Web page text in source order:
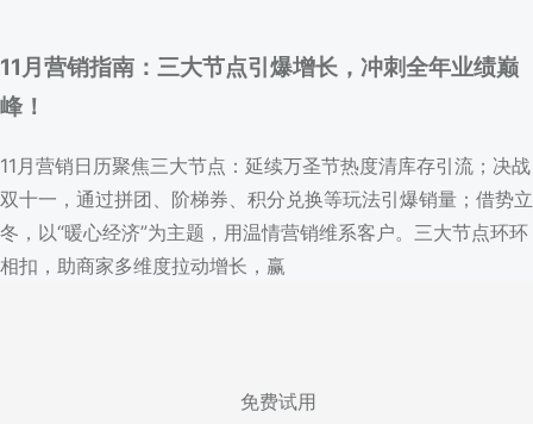
11月营销指南：三大节点引爆增长，冲刺全年业绩巅
峰！
11月营销日历聚焦三大节点：延续万圣节热度清库存引流；决战
双十一，通过拼团、阶梯券、积分兑换等玩法引爆销量；借势立
冬，以“暖心经济”为主题，用温情营销维系客户。三大节点环环
相扣，助商家多维度拉动增长，赢
免费试用